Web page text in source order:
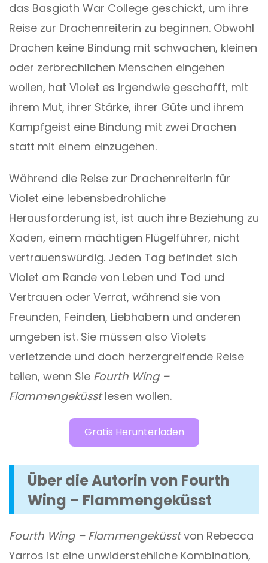
das Basgiath War College geschickt, um ihre
Reise zur Drachenreiterin zu beginnen. Obwohl
Drachen keine Bindung mit schwachen, kleinen
oder zerbrechlichen Menschen eingehen
wollen, hat Violet es irgendwie geschafft, mit
ihrem Mut, ihrer Stärke, ihrer Güte und ihrem
Kampfgeist eine Bindung mit zwei Drachen
statt mit einem einzugehen.
Während die Reise zur Drachenreiterin für
Violet eine lebensbedrohliche
Herausforderung ist, ist auch ihre Beziehung zu
Xaden, einem mächtigen Flügelführer, nicht
vertrauenswürdig. Jeden Tag befindet sich
Violet am Rande von Leben und Tod und
Vertrauen oder Verrat, während sie von
Freunden, Feinden, Liebhabern und anderen
umgeben ist. Sie müssen also Violets
verletzende und doch herzergreifende Reise
teilen, wenn Sie Fourth Wing –
Flammengeküsstlesen wollen.
Gratis Herunterladen
Über die Autorin von Fourth
Wing – Flammengeküsst
Fourth Wing – Flammengeküsstvon Rebecca
Yarros ist eine unwiderstehliche Kombination,